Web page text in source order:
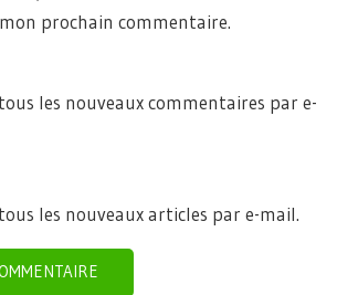
prochain commentaire.
les nouveaux commentaires par e-
les nouveaux articles par e-mail.